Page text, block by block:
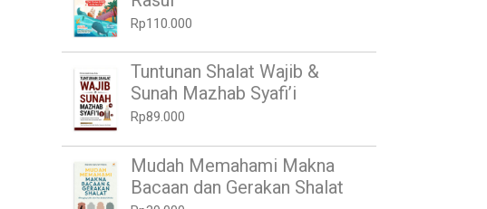
Rp110.000
Tuntunan Shalat Wajib &
Sunah Mazhab Syafi’i
Rp89.000
Mudah Memahami Makna
Bacaan dan Gerakan Shalat